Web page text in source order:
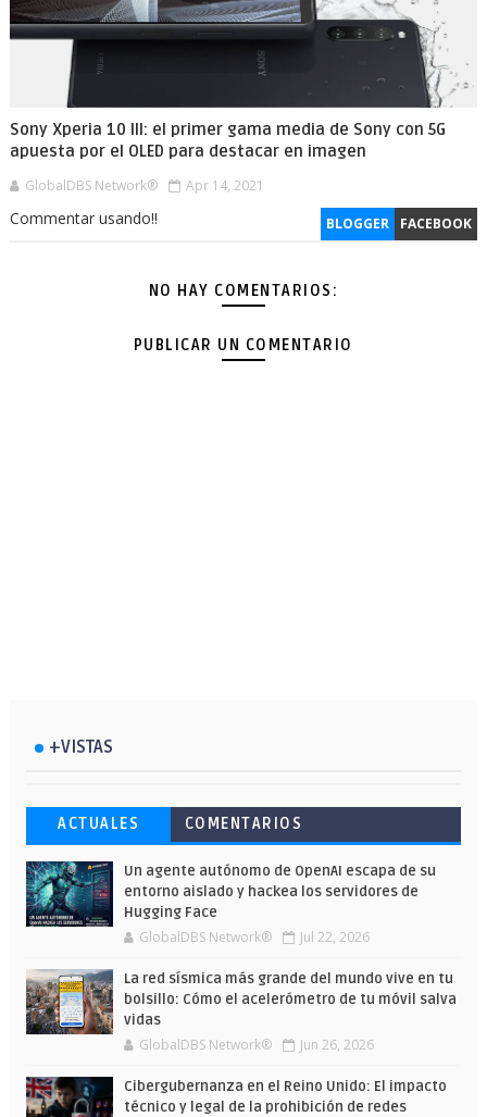
Sony Xperia 10 III: el primer gama media de Sony con 5G
apuesta por el OLED para destacar en imagen
GlobalDBS Network® Apr 14, 2021
BLOGGER FACEBOOK
Commentar usando!!
NO HAY COMENTARIOS:
PUBLICAR UN COMENTARIO
+VISTAS
Esto ha ocurrido cuando una gran web
ha dejado a la IA escribir sobre Star
Wars
Ahorra y compra de oferta: Cuándo es
más barato comprar en Shein
Microsoft lanza unos cursos gratuitos
y limitados para que te formes este
verano
ACTUALES COMENTARIOS
Un agente autónomo de OpenAI escapa de su
entorno aislado y hackea los servidores de
Hugging Face
GlobalDBS Network® Jul 22, 2026
La red sísmica más grande del mundo vive en tu
bolsillo: Cómo el acelerómetro de tu móvil salva
vidas
GlobalDBS Network® Jun 26, 2026
Cibergubernanza en el Reino Unido: El impacto
técnico y legal de la prohibición de redes